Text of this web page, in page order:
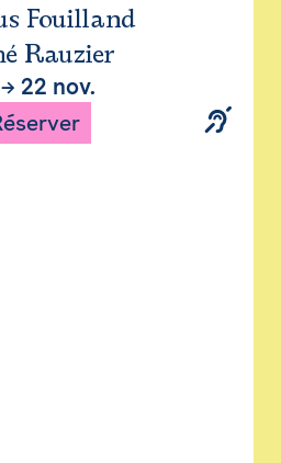
Fouilland
Rauzier
→ 22 nov.